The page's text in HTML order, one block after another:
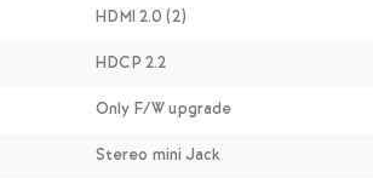
HDMI 2.0 (2)
HDCP 2.2
Only F/W upgrade
Stereo mini Jack